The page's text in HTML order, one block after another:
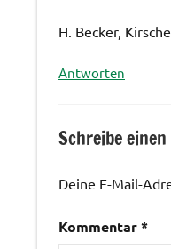
H. Becker,
Antworten
Schreibe
Deine E-Mail-
Kommentar*